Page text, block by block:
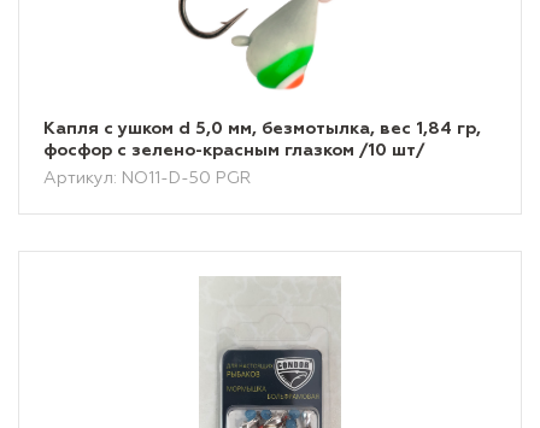
Капля с ушком d 5,0 мм, безмотылка, вес 1,84 гр,
фосфор с зелено-красным глазком /10 шт/
Артикул: NO11-D-50 PGR